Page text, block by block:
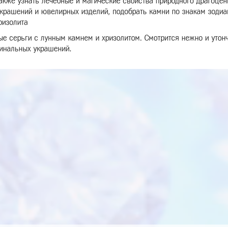
и ювелирных изделий, подобрать камни по знакам
серьги с лунным камнем и хризолитом. Смотрится нежно и
украшений.